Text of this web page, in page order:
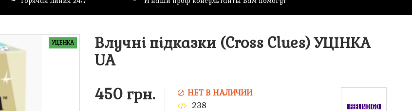
УЦЕНКА
Влучні підказки (Cross Clues) УЦІНКА
UA
450 грн.
НЕТ В НАЛИЧИИ
238